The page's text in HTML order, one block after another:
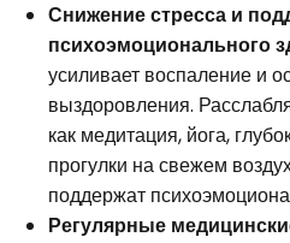
Снижение стресса и
психоэмоционального
усиливает воспаление и
выздоровления.
как медитация, йога,
прогулки на свежем
поддержат
Регулярные